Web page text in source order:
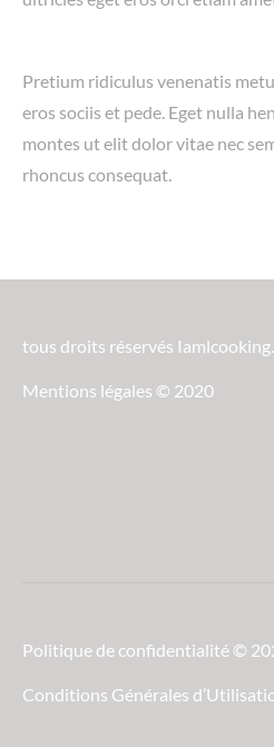
Pretium ridiculus venenatis
eros sociis et pede. Eget nulla
montes ut elit dolor vitae nec
rhoncus consequat.
tous droits réservés
Mentions légales © 2020
Politique de confidentialité ©
Conditions Générales